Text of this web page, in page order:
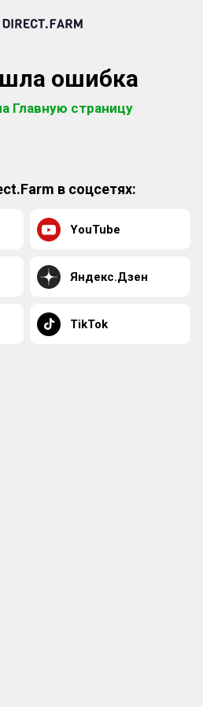
ошибка
Главную страницу
в соцсетях:
YouTube
Яндекс.Дзен
TikTok